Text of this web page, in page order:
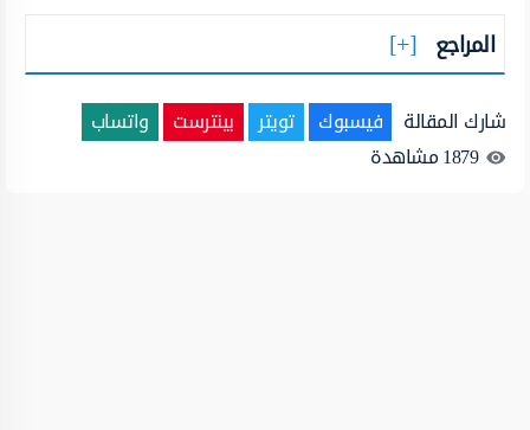
المراجع
شارك المقالة فيسبوك تويتر بينترست
واتساب
1879مشاهدة